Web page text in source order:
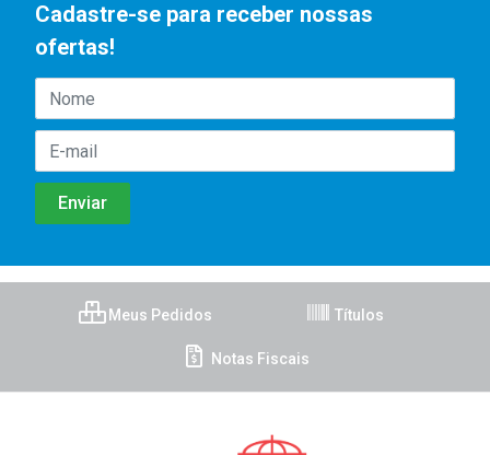
Cadastre-se para receber nossas
ofertas!
Meus Pedidos Títulos
Notas Fiscais